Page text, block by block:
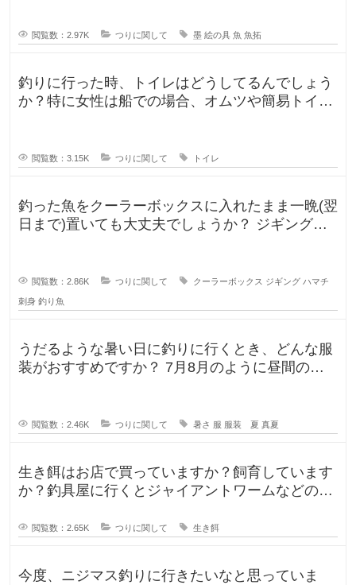
閲覧数：2.97K つりに関して 墨 絵の具 魚 魚拓
釣りに行った時、トイレはどうしてるんでしょう
か？特に女性は船での場合、オムツや簡易トイレ
閲覧数：3.15K つりに関して トイレ
釣った魚をクーラーボックスに入れたまま一晩(翌
日まで)置いても大丈夫でしょうか？ ジギングに
閲覧数：2.86K つりに関して クーラーボックス ジギング ハマチ
刺身 釣り魚
うだるような暑い日に釣りに行くとき、どんな服
装がおすすめですか？ 7月8月のように昼間の気
閲覧数：2.46K つりに関して 暑さ 服 服装 夏 真夏
生き餌はお店で買っていますか？飼育しています
か？釣具屋に行くとジャイアントワームなどの生
閲覧数：2.65K つりに関して 生き餌
今度、ニジマス釣りに行きたいなと思っていま